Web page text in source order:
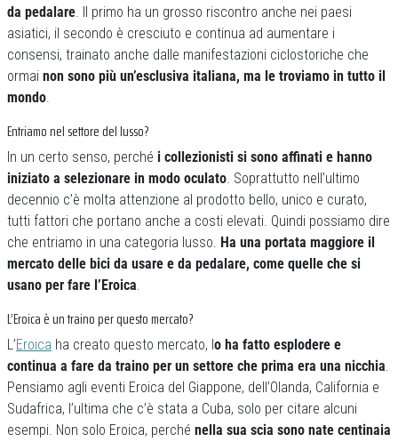
da pedalare. Il primo ha un grosso riscontro anche nei paesi
asiatici, il secondo è cresciuto e continua ad aumentare i
consensi, trainato anche dalle manifestazioni ciclostoriche che
ormai non sono più un’esclusiva italiana, ma le troviamo in tutto il
mondo.
Entriamo nel settore del lusso?
In un certo senso, perché i collezionisti si sono affinati e hanno
iniziato a selezionare in modo oculato. Soprattutto nell’ultimo
decennio c’è molta attenzione al prodotto bello, unico e curato,
tutti fattori che portano anche a costi elevati. Quindi possiamo dire
che entriamo in una categoria lusso. Ha una portata maggiore il
mercato delle bici da usare e da pedalare, come quelle che si
usano per fare l’Eroica.
L’Eroica è un traino per questo mercato?
L’Eroica ha creato questo mercato, lo ha fatto esplodere e
continua a fare da traino per un settore che prima era una nicchia.
Pensiamo agli eventi Eroica del Giappone, dell’Olanda, California e
Sudafrica, l’ultima che c’è stata a Cuba, solo per citare alcuni
esempi. Non solo Eroica, perché nella sua scia sono nate centinaia